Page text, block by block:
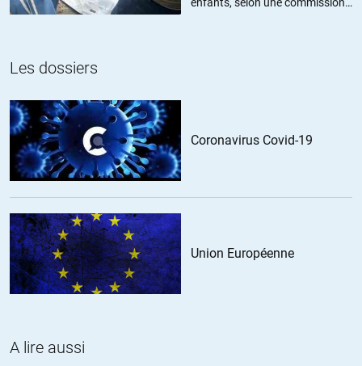
salaires est aussi un assassinat des salariés, le choix est donc
l’abolition des dettes, et martyriser les salariés pour ménager les
rentiers.
Le choix est moral, et il est vite fait.
Prendre parti pour les rentiers, c’est succomber au « syndrome
du larbin ».
Faut abolir le servage pour dettes, et les rentiers doivent se
mettre à gagner leur sous à la sueur de leur front, comme les
autres…
ARTISTE
Les dossiers
Coronavirus Covid-19
Union Européenne
A lire aussi